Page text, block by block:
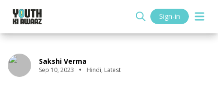
Sign-in
Sakshi Verma
Sep 10, 2023 Hindi, Latest